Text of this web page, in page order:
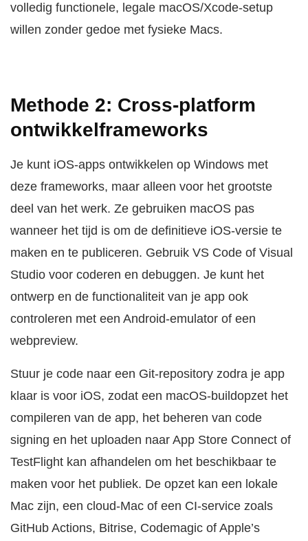
volledig functionele, legale macOS/Xcode-setup
willen zonder gedoe met fysieke Macs.
Methode 2: Cross-platform
ontwikkelframeworks
Je kunt iOS-apps ontwikkelen op Windows met
deze frameworks, maar alleen voor het grootste
deel van het werk. Ze gebruiken macOS pas
wanneer het tijd is om de definitieve iOS-versie te
maken en te publiceren. Gebruik VS Code of Visual
Studio voor coderen en debuggen. Je kunt het
ontwerp en de functionaliteit van je app ook
controleren met een Android-emulator of een
webpreview.
Stuur je code naar een Git-repository zodra je app
klaar is voor iOS, zodat een macOS-buildopzet het
compileren van de app, het beheren van code
signing en het uploaden naar App Store Connect of
TestFlight kan afhandelen om het beschikbaar te
maken voor het publiek. De opzet kan een lokale
Mac zijn, een cloud-Mac of een CI-service zoals
GitHub Actions, Bitrise, Codemagic of Apple’s